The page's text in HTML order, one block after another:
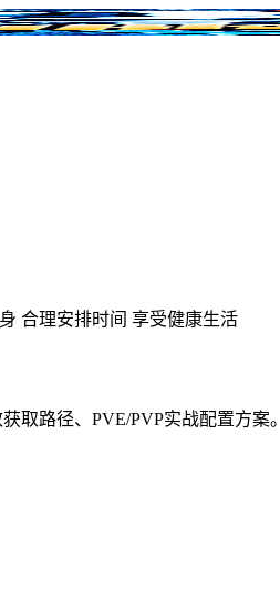
合理安排时间 享受健康生活
取路径、PVE/PVP实战配置方